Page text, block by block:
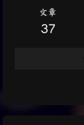
文章
37